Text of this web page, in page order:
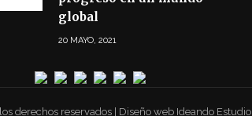
global
20 MAYO, 2021
derechos reservados | Diseño web Ideando Estudio